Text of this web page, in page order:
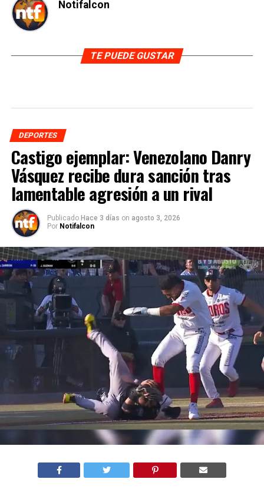
Notifalcon
TE PUEDE GUSTAR
DEPORTES
Castigo ejemplar: Venezolano Danry
Vásquez recibe dura sanción tras
lamentable agresión a un rival
Publicado Hace 3 días on agosto 3, 2026
Por Notifalcon